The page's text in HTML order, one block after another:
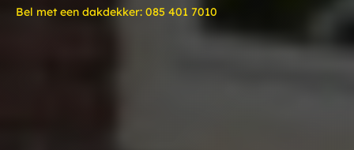
Bel met een dakdekker: 085 401 7010